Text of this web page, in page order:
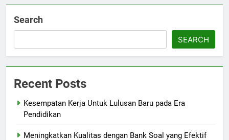
Search
SEARCH
Recent Posts
Kesempatan Kerja Untuk Lulusan Baru pada Era
Pendidikan
Meningkatkan Kualitas dengan Bank Soal yang Efektif